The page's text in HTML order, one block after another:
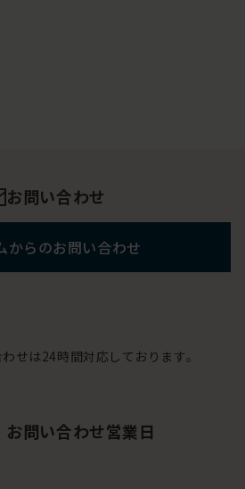
お問い合わせ
からのお問い合わせ
せは24時間対応しております。
お問い合わせ営業日